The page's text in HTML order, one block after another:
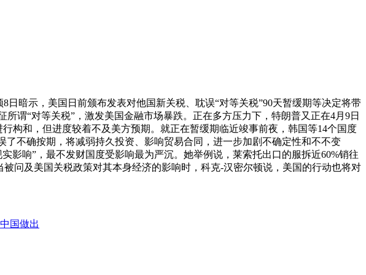
暗示，美国日前颁布发表对他国新关税、耽误“对等关税”90天暂缓期等决定将带
谓“对等关税”，激发美国金融市场暴跌。正在多方压力下，特朗普又正在4月9日
构和，但进度较着不及美方预期。就正在暂缓期临近竣事前夜，韩国等14个国度
了不确按期，将减弱持久投资、影响贸易合同，进一步加剧不确定性和不不变
影响”，最不发财国度受影响最为严沉。她举例说，莱索托出口的服拆近60%销往
问及美国关税政策对其本身经济的影响时，科克-汉密尔顿说，美国的行动也将对
国做出